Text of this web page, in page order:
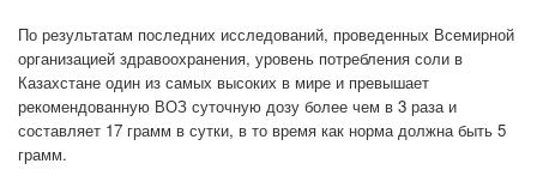
По результатам последних исследований, проведенных Всемирной
организацией здравоохранения, уровень потребления соли в
Казахстане один из самых высоких в мире и превышает
рекомендованную ВОЗ суточную дозу более чем в 3 раза и
составляет 17 грамм в сутки, в то время как норма должна быть 5
грамм.